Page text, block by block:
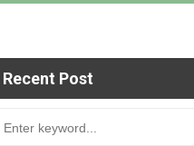
மின்னல்
Recent Post